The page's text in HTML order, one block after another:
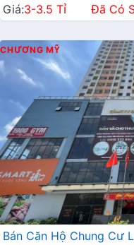
Giá:3-3.5 Tỉ Đã Có
CHƯƠNG MỸ
Bán Căn Hộ Chung Cư